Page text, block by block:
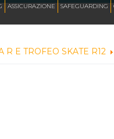
ASSICURAZIONE SAFEGUARDING
E TROFEO SKATE R12